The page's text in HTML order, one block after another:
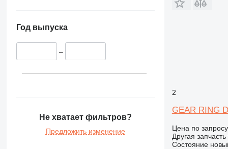
432
571G
631
769
Год выпуска
–
Не хватает фильтров?
Предложить изменение
2
GEAR RING
Цена по запросу
Другая
Состояние